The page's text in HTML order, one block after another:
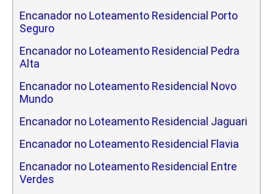
Encanador no Loteamento Residencial Porto
Seguro
Encanador no Loteamento Residencial Pedra
Alta
Encanador no Loteamento Residencial Novo
Mundo
Encanador no Loteamento Residencial Jaguari
Encanador no Loteamento Residencial Flavia
Encanador no Loteamento Residencial Entre
Verdes